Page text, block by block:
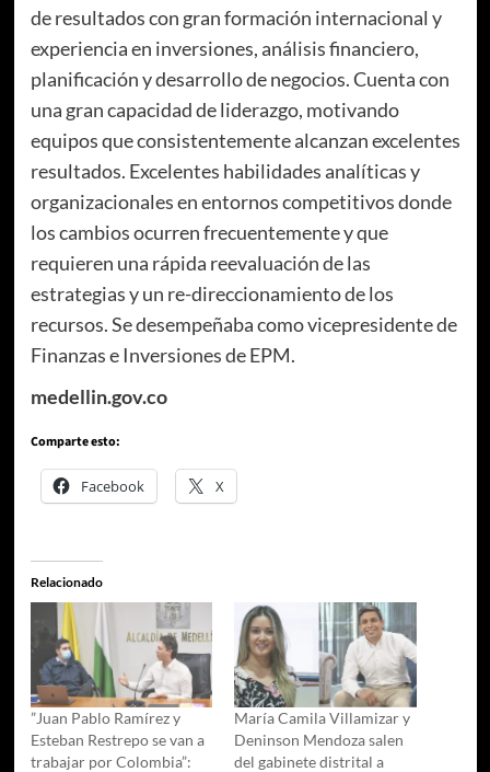
de resultados con gran formación internacional y
experiencia en inversiones, análisis financiero,
planificación y desarrollo de negocios. Cuenta con
una gran capacidad de liderazgo, motivando
equipos que consistentemente alcanzan excelentes
resultados. Excelentes habilidades analíticas y
organizacionales en entornos competitivos donde
los cambios ocurren frecuentemente y que
requieren una rápida reevaluación de las
estrategias y un re-direccionamiento de los
recursos. Se desempeñaba como vicepresidente de
Finanzas e Inversiones de EPM.
medellin.gov.co
Comparte esto:
Facebook X
Relacionado
”Juan Pablo Ramírez y
Esteban Restrepo se van a
trabajar por Colombia”:
María Camila Villamizar y
Deninson Mendoza salen
del gabinete distrital a